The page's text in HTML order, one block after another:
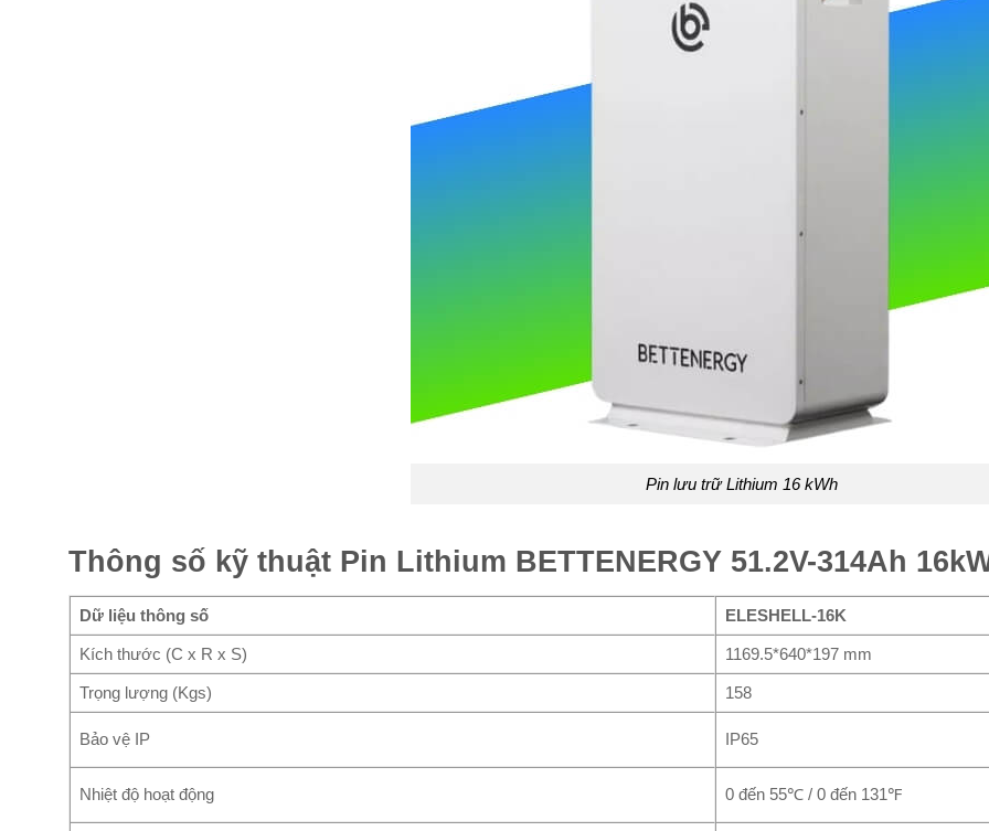
Pin lưu trữ Lithium 16 kWh
Thông số kỹ thuật Pin Lithium BETTENERGY 51.2V-314Ah
Dữ liệu thông số ELESHELL-16K
Kích thước (C x R x S) 1169.5*640*197 mm
Trọng lượng (Kgs) 158
Bảo vệ IP IP65
Nhiệt độ hoạt động 0 đến 55℃ / 0 đến 131℉